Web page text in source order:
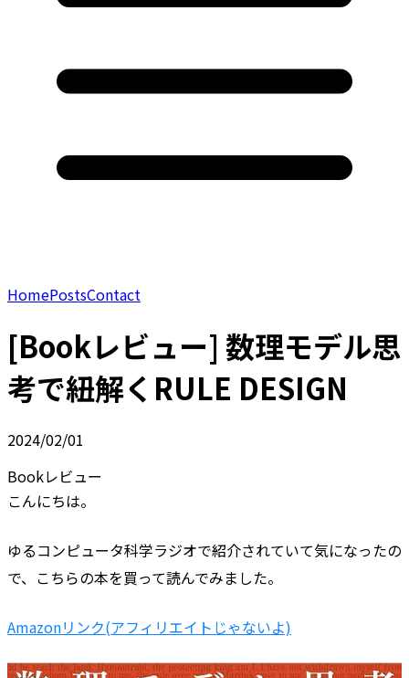
HomePostsContact
[Bookレビュー] 数理モデル思
考で紐解くRULE DESIGN
2024/02/01
Bookレビュー
こんにちは。
ゆるコンピュータ科学ラジオで紹介されていて気になったの
で、こちらの本を買って読んでみました。
Amazonリンク(アフィリエイトじゃないよ)